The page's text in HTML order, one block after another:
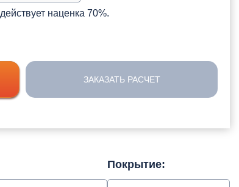
действует наценка 70%.
ЗАКАЗАТЬ РАСЧЕТ
Покрытие: